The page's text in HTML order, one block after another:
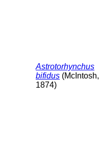
Astrotorhynchus
bifidus (McIntosh,
1874)